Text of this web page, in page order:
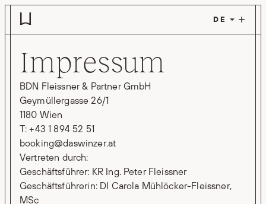
Zum Hauptinhalt springen
Impressum
BDN Fleissner & Partner GmbH
Geymüllergasse 26/1
1180 Wien
T: +43 1 894 52 51
booking@daswinzer.at
Vertreten durch:
Geschäftsführer: KR Ing. Peter Fleissner
Geschäftsführerin: DI Carola Mühlöcker-Fleissner,
MSc